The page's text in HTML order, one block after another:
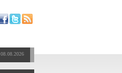
08.08.2026